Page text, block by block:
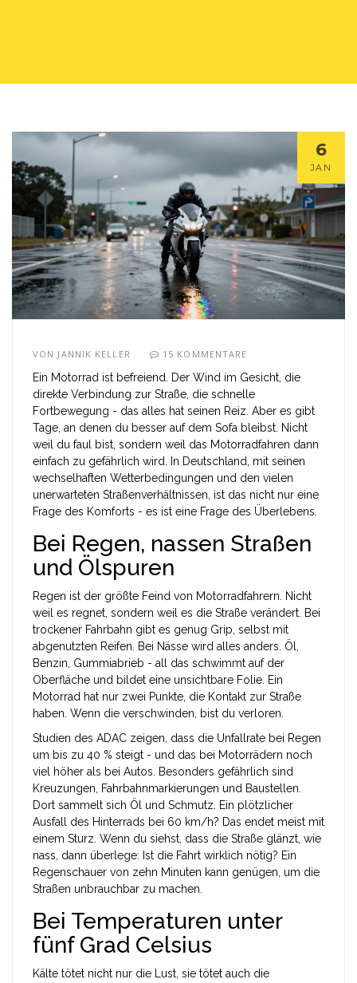
6
JAN
VON JANNIK KELLER 15 KOMMENTARE
Ein Motorrad ist befreiend. Der Wind im Gesicht, die
direkte Verbindung zur Straße, die schnelle
Fortbewegung - das alles hat seinen Reiz. Aber es gibt
Tage, an denen du besser auf dem Sofa bleibst. Nicht
weil du faul bist, sondern weil das Motorradfahren dann
einfach zu gefährlich wird. In Deutschland, mit seinen
wechselhaften Wetterbedingungen und den vielen
unerwarteten Straßenverhältnissen, ist das nicht nur eine
Frage des Komforts - es ist eine Frage des Überlebens.
Bei Regen, nassen Straßen
und Ölspuren
Regen ist der größte Feind von Motorradfahrern. Nicht
weil es regnet, sondern weil es die Straße verändert. Bei
trockener Fahrbahn gibt es genug Grip, selbst mit
abgenutzten Reifen. Bei Nässe wird alles anders. Öl,
Benzin, Gummiabrieb - all das schwimmt auf der
Oberfläche und bildet eine unsichtbare Folie. Ein
Motorrad hat nur zwei Punkte, die Kontakt zur Straße
haben. Wenn die verschwinden, bist du verloren.
Studien des ADAC zeigen, dass die Unfallrate bei Regen
um bis zu 40 % steigt - und das bei Motorrädern noch
viel höher als bei Autos. Besonders gefährlich sind
Kreuzungen, Fahrbahnmarkierungen und Baustellen.
Dort sammelt sich Öl und Schmutz. Ein plötzlicher
Ausfall des Hinterrads bei 60 km/h? Das endet meist mit
einem Sturz. Wenn du siehst, dass die Straße glänzt, wie
nass, dann überlege: Ist die Fahrt wirklich nötig? Ein
Regenschauer von zehn Minuten kann genügen, um die
Straßen unbrauchbar zu machen.
Bei Temperaturen unter
fünf Grad Celsius
Kälte tötet nicht nur die Lust, sie tötet auch die